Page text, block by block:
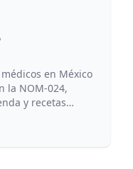
en México
la NOM-024,
y recetas